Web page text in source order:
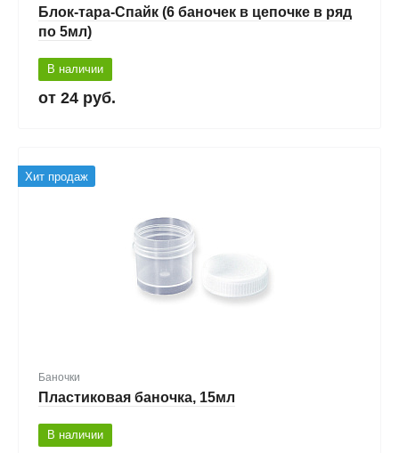
Блок-тара-Спайк (6 баночек в цепочке в ряд
по 5мл)
В наличии
24 руб.
Хит продаж
Баночки
Пластиковая баночка, 15мл
В наличии